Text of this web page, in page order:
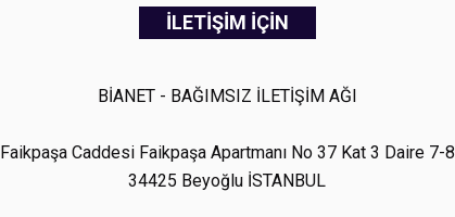
İLETİŞİM İÇİN
BİANET - BAĞIMSIZ İLETİŞİM AĞI
Faikpaşa Caddesi Faikpaşa Apartmanı No 37 Kat 3 Daire 7-8
34425 Beyoğlu İSTANBUL